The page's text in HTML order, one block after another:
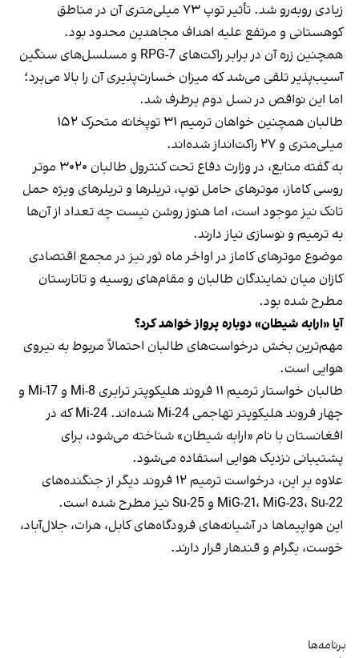
زیادی روبه‌رو شد. تأثیر توپ ۷۳ میلی‌متری آن در مناطق
کوهستانی و مرتفع علیه اهداف مجاهدین محدود بود.
همچنین زره آن در برابر راکت‌های RPG-7 و مسلسل‌های سنگین
آسیب‌پذیر تلقی می‌شد که میزان خسارت‌پذیری آن را بالا می‌برد؛
اما این نواقص در نسل دوم برطرف شد.
طالبان همچنین خواهان ترمیم ۳۱ توپخانه متحرک ۱۵۲
میلی‌متری و ۲۷ راکت‌انداز شده‌اند.
به گفته منابع، در وزارت دفاع تحت کنترول طالبان ۳۰۲۰ موتر
روسی کاماز، موترهای حامل توپ، تریلرها و تریلرهای ویژه حمل
تانک نیز موجود است، اما هنوز روشن نیست چه تعداد از آن‌ها
به ترمیم و نوسازی نیاز دارند.
موضوع موترهای کاماز در اواخر ماه ثور نیز در مجمع اقتصادی
کازان میان نمایندگان طالبان و مقام‌های روسیه و تاتارستان
مطرح شده بود.
آیا «ارابه شیطان» دوباره پرواز خواهد کرد؟
مهم‌ترین بخش درخواست‌های طالبان احتمالاً مربوط به نیروی
هوایی است.
طالبان خواستار ترمیم ۱۱ فروند هلیکوپتر ترابری Mi-8 و Mi-17 و
چهار فروند هلیکوپتر تهاجمی Mi-24 شده‌اند. Mi-24 که در
افغانستان با نام «ارابه شیطان» شناخته می‌شود، برای
پشتیبانی نزدیک هوایی استفاده می‌شود.
علاوه بر این، درخواست ترمیم ۱۲ فروند دیگر از جنگنده‌های
MiG-21، MiG-23، Su-22 و Su-25 نیز مطرح شده است.
این هواپیماها در آشیانه‌های فرودگاه‌های کابل، هرات، جلال‌آباد،
خوست، بگرام و قندهار قرار دارند.
برنامه‌ها